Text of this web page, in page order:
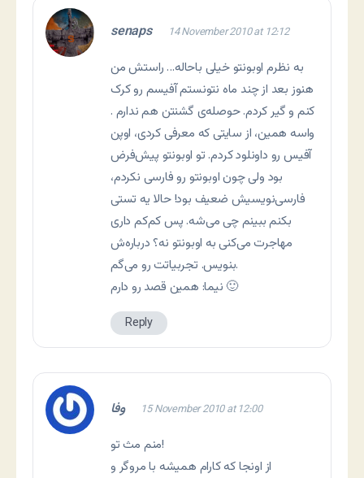
senaps 14 November 2010 at 12:12
به نظرم اوبونتو خیلی باحاله… راستش من
هنوز بعد از چند ماه نتونستم آفیسم رو کرک
کنم و گیر کردم. حوصله‌ی گشنتن هم ندارم .
واسه همین، از سایتی که معرفی کردی، اوپن
آفیس رو داونلود کردم. تو اوبونتو پیش‌فرض
بود ولی چون اوبونتو رو فارسی نکردم،
فارسی‌نویسیش ضعیف بود! حالا یه تستی
بکنم ببینم چی می‌شه. پس کم‌کم داری
مهاجرت می‌کنی به اوبونتو نه؟ درباره‌ش
بنویس. تجربیاتت رو می‌گم.
نیما: همین قصد رو دارم 🙂
Reply
وفا 15 November 2010 at 12:00
منم مث تو!
از اونجا که کارام همیشه با مروگر و